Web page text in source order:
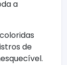
a
de